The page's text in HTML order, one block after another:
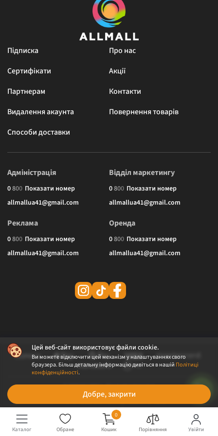
Каталог Обране
0
Кошик
Порівняння Увійти
Цей веб-сайт використовує файли cookie.
Ви можете відключити цей механізм у налаштуваннях свого
браузера. Більш детальну інформацію дивіться в нашій Політиці
конфіденційності.
Добре, закрити
Підписка
Про нас
Сертифікати
Акції
Партнерам
Контакти
Видалення акаунта
Повернення товарів
Способи доставки
Адміністрація
0800 Показати номер
allmallua41@gmail.com
Відділ маркетингу
0800 Показати номер
allmallua41@gmail.com
Реклама
0800 Показати номер
allmallua41@gmail.com
Оренда
0800 Показати номер
allmallua41@gmail.com
© 2026 ALLMALL. Всі права захищені.
Політика конфіденційності